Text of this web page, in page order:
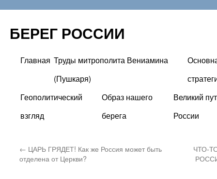
БЕРЕГ РОССИИ
Перейти
содержимому
Главная Труды митрополита Вениамина
(Пушкаря)
Геополитический
взгляд
Образ нашего
берега
Великий
России
← ЦАРЬ ГРЯДЕТ! Как же Россия может быть
отделена от Церкви?
ЧТО-